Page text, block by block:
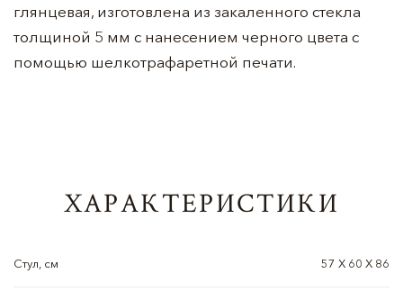
глянцевая, изготовлена из закаленного стекла
толщиной 5 мм с нанесением черного цвета с
помощью шелкотрафаретной печати.
ХАРАКТЕРИСТИКИ
Стул, см 57 Х 60 Х 86